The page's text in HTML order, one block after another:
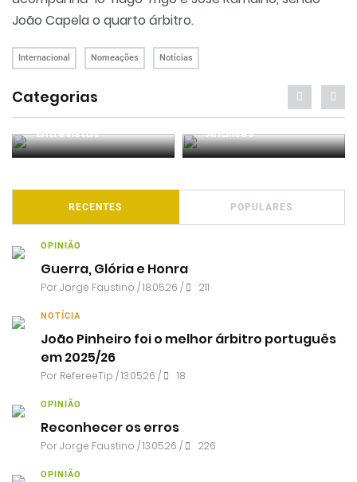
João Capela o quarto árbitro.
Internacional Nomeações Notícias
Categorias
Entrevistas Análises
RECENTES POPULARES
OPINIÃO
Guerra, Glória e Honra
PorJorge Faustino / 18.05.26 / 211
NOTÍCIA
João Pinheiro foi o melhor árbitro português
em 2025/26
Por RefereeTip / 13.05.26 / 18
OPINIÃO
Reconhecer os erros
PorJorge Faustino / 13.05.26 / 226
OPINIÃO